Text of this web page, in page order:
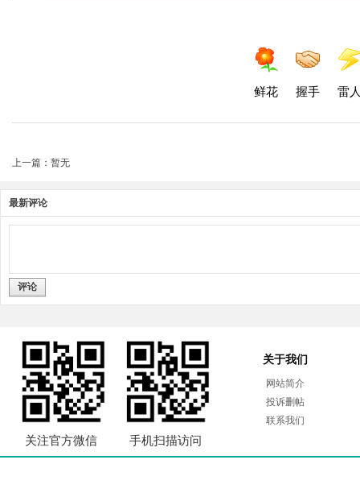
鲜花 握手 雷
上一篇：暂无
最新评论
评论
关注官方微信 手机扫描访问
关于我们
网站简介
投诉删帖
联系我们